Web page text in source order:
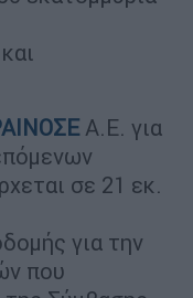
Α.Ε. για
σε 21 εκ.
για την
που